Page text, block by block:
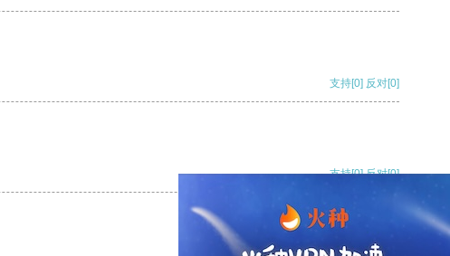
支持[0] 反对[0]
支持[0] 反对[0]